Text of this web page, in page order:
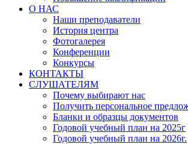
О НАС
Наши преподаватели
История центра
Фотогалерея
Конференции
Конкурсы
КОНТАКТЫ
СЛУШАТЕЛЯМ
Почему выбирают нас
Получить персональное
Бланки и образцы документов
Годовой учебный план на 2025г
Годовой учебный план на 2026г.